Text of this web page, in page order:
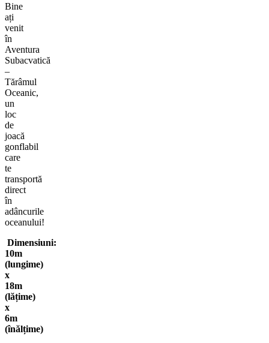
Bine
ați
venit
în
Aventura
Subacvatică
–
Tărâmul
Oceanic,
un
loc
de
joacă
gonflabil
care
te
transportă
direct
în
adâncurile
oceanului!
Dimensiuni:
10m
(lungime)
x
18m
(lățime)
x
6m
(înălțime)